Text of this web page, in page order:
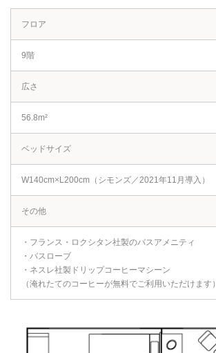
フロア
9階
広さ
56.8m²
ベッドサイズ
W140cm×L200cm（シモンズ／2021年11月導入）
その他
・フランス・ロクシタン社製のバスアメニティ
・バスローブ
・ネスレ社製ドリップコーヒーマシーン
（淹れたてのコーヒーが無料でご利用いただけます）